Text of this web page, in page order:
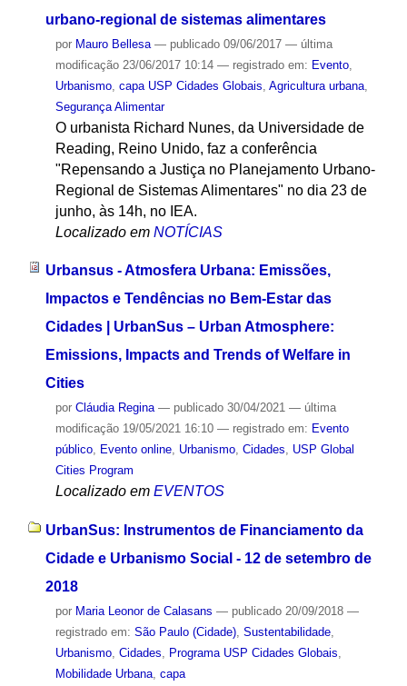
urbano-regional de sistemas alimentares
por Mauro Bellesa — publicado09/06/2017 — última
modificação23/06/2017 10:14 — registrado em: Evento,
Urbanismo, capa USP Cidades Globais Agricultura urbana,
Segurança Alimentar
O urbanista Richard Nunes, da Universidade de
Reading, Reino Unido, faz a conferência
"Repensando a Justiça no Planejamento Urbano-
Regional de Sistemas Alimentares" no dia 23 de
junho, às 14h, no IEA.
Localizado em NOTÍCIAS
Urbansus - Atmosfera Urbana: Emissões,
Impactos e Tendências no Bem-Estar das
Cidades | UrbanSus – Urban Atmosphere:
Emissions, Impacts and Trends of Welfare in
Cities
por Cláudia Regina — publicado30/04/2021 — última
modificação19/05/2021 16:10 — registrado em: Evento
público, Evento online, Urbanismo, Cidades, USP Global
Cities Program
Localizado em EVENTOS
UrbanSus: Instrumentos de Financiamento da
Cidade e Urbanismo Social - 12 de setembro de
2018
por Maria Leonor de Calasans — publicado20/09/2018 —
registrado em: São Paulo (Cidade), Sustentabilidade,
Urbanismo, Cidades, Programa USP Cidades Globais,
Mobilidade Urbana, capa